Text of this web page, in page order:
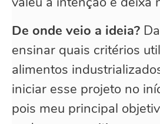
De onde veio a ideia?
ensinar quais critérios
alimentos
iniciar esse projeto no
pois meu principal